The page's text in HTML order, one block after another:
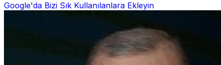
Google'da Bizi Sık Kullanılanlara Ekleyin